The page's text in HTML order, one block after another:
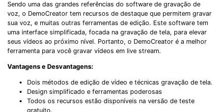
Sendo uma das grandes referências do software de gravação de
voz, o DemoCreator tem recursos de destaque que permitem gravar
sua voz, e muitas outras ferramentas de edição. Este software tem
uma interface simplificada, focada na gravação de tela, para elevar
seus vídeos ao próximo nível. Portanto, o DemoCreator é a melhor
ferramenta para você gravar vídeos em live stream.
Vantagens e Desvantagens:
Dois métodos de edição de vídeo e técnicas gravação de tela.
Design simplificado e ferramentas poderosas
Todos os recursos estão disponíveis na versão de teste
gratuito.